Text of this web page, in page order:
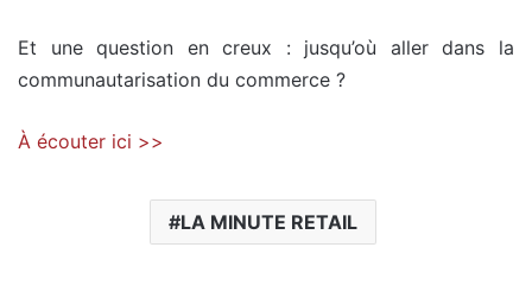
Et une question en creux : jusqu’où aller dans la
communautarisation du commerce ?
À écouter ici >>
LA MINUTE RETAIL